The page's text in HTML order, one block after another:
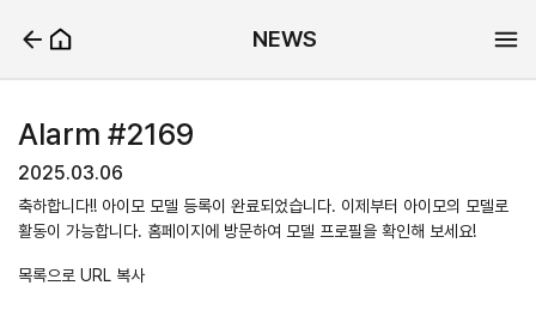
NEWS
Alarm #2169
2025.03.06
축하합니다!! 아이모 모델 등록이 완료되었습니다. 이제부터 아이모의 모델로
활동이 가능합니다. 홈페이지에 방문하여 모델 프로필을 확인해 보세요!
목록으로 URL 복사